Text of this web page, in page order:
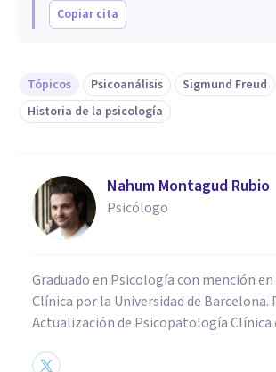
Copiar cita
Tópicos Psicoanálisis Sigmund Freud
Historia de la psicología
Nahum Montagud Rubio
Psicólogo
Graduado en Psicología con mención
Clínica por la Universidad de Barcelona.
Actualización de Psicopatología Clínica